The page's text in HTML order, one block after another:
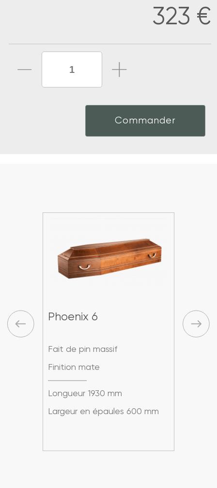
323 €
Commander
Phoenix 6
Fait de pin massif
Finition mate
Longueur 1930 mm
Largeur en épaules 600 mm